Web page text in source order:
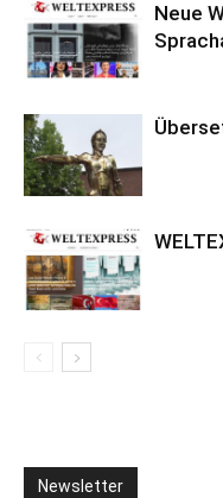
Neue
Newsletter